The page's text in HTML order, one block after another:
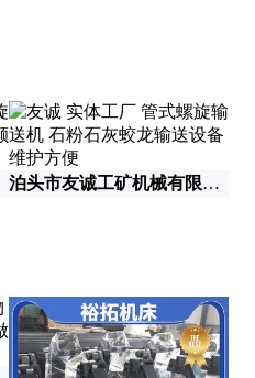
泊头市友诚工矿机械有限责任公司